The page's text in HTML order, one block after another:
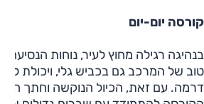
קורסה יום-יום
בנהיגה רגילה מחוץ לעיר, נוחות הנסיעה
טוב של המרכב גם בכביש גלי, ויכולת
דרמה. עם זאת, הכיול הנוקשה וחתך